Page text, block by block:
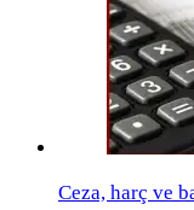
Ceza, harç ve